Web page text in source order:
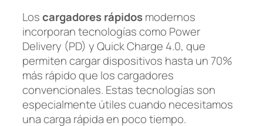
Loscargadores rápidosmodernos
incorporan tecnologías como Power
Delivery (PD) y Quick Charge 4.0, que
permiten cargar dispositivos hasta un 70%
más rápido que los cargadores
convencionales. Estas tecnologías son
especialmente útiles cuando necesitamos
una carga rápida en poco tiempo.